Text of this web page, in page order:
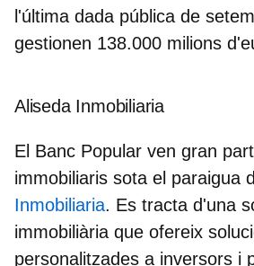
l'última dada pública de
gestionen 138.000 milions
Aliseda Inmobiliaria
El Banc Popular ven gran
immobiliaris sota el paraigua
Inmobiliaria. Es tracta d'una
immobiliària que ofereix
personalitzades a inversors i